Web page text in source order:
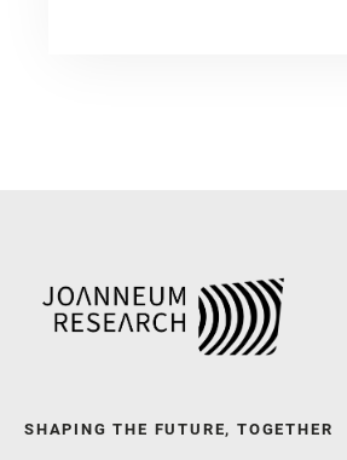
SHAPING THE FUTURE, TOGETHER